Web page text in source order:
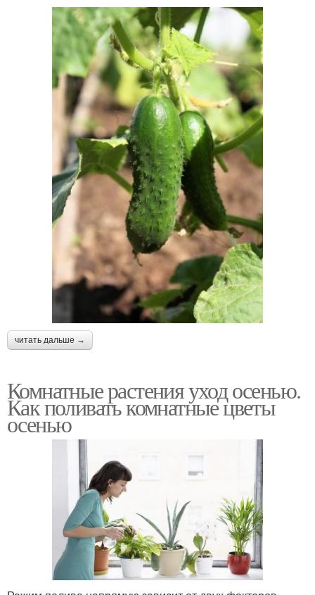
читать дальше →
Комнатные растения уход осенью.
Как поливать комнатные цветы
осенью